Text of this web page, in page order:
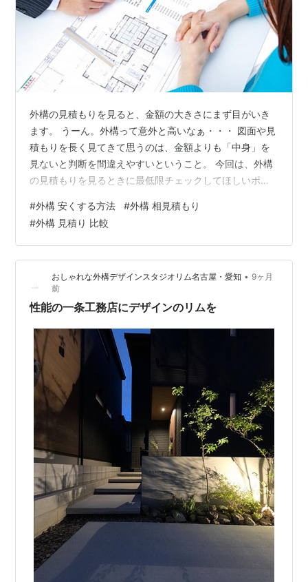
外構の見積もりを見ると、金額の大きさにまず目がいき
ます。 うーん。外構って意外と高いなぁ・・・ 図面や見
積もりを長く見てきて思うのは、金額よりも「中身」を
見ないと判断を間違えやすいということ。 今回は、外構
の見積もりを見るときに最低限チェックしてほしいポイ
断できない同じ外構内容でも、見積の書き方や考え方は
業者によって違います。そのため、「安いから良い」
「高いから安心」とは限りません。 外構見積もりでチェ
ックしたい5つのポイント ① 工事範囲がはっきり書かれ
ているか ② コンクリートの仕様（厚み・下地） ③ 諸
経費の内容が不明瞭でないか ④ 図…
#外構 安くする方法 #外構 相見積もり
#外構 見積り 比較
おしゃれな外構デザインスタジオリム名古屋・愛知 • 9ヶ月
前
性能の一条工務店にデザインのリムを